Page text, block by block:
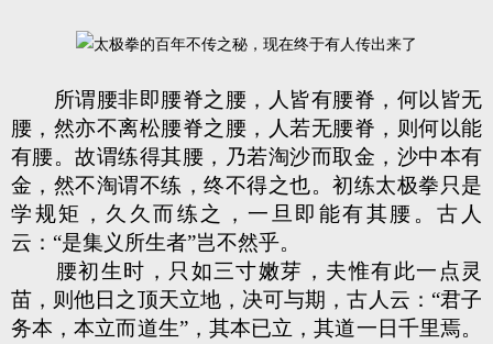
所谓腰非即腰脊之腰，人皆有腰脊，何以皆无
腰，然亦不离松腰脊之腰，人若无腰脊，则何以能
有腰。故谓练得其腰，乃若淘沙而取金，沙中本有
金，然不淘谓不练，终不得之也。初练太极拳只是
学规矩，久久而练之，一旦即能有其腰。古人
云：“是集义所生者”岂不然乎。
腰初生时，只如三寸嫩芽，夫惟有此一点灵
苗，则他日之顶天立地，决可与期，古人云：“君子
务本，本立而道生”，其本已立，其道一日千里焉。